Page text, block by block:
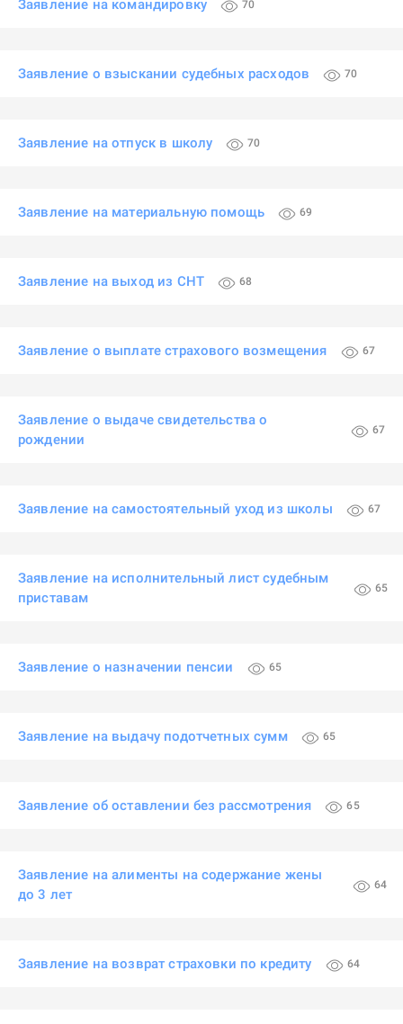
Заявление на командировку 70
Заявление о взыскании судебных расходов 70
Заявление на отпуск в школу 70
Заявление на материальную помощь 69
Заявление на выход из СНТ 68
Заявление о выплате страхового возмещения 67
Заявление о выдаче свидетельства о
рождении
67
Заявление на самостоятельный уход из школы 67
Заявление на исполнительный лист судебным
приставам
65
Заявление о назначении пенсии 65
Заявление на выдачу подотчетных сумм 65
Заявление об оставлении без рассмотрения 65
Заявление на алименты на содержание жены
до 3 лет
64
Заявление на возврат страховки по кредиту 64